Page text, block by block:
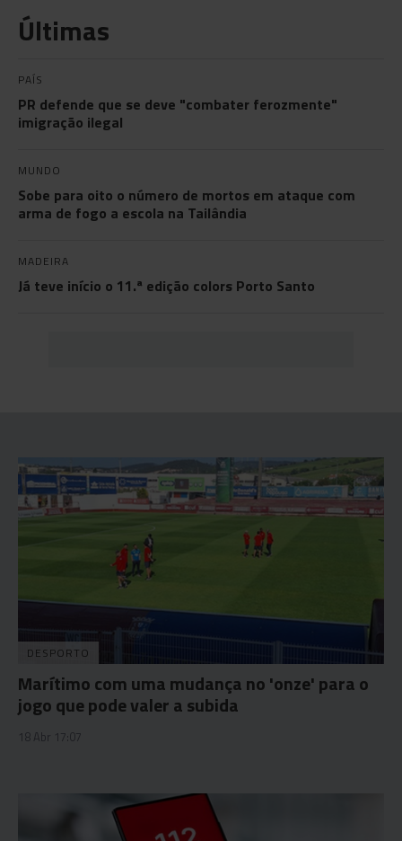
Últimas
PAÍS
PR defende que se deve "combater ferozmente"
imigração ilegal
MUNDO
Sobe para oito o número de mortos em ataque com
arma de fogo a escola na Tailândia
MADEIRA
Já teve início o 11.ª edição colors Porto Santo
DESPORTO
Marítimo com uma mudança no 'onze' para o
jogo que pode valer a subida
18 Abr 17:07